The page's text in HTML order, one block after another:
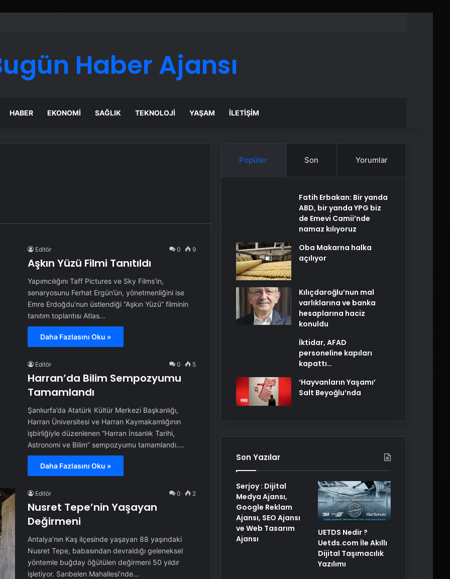
Haber Ajansı
HABER EKONOMI SAĞLIK TEKNOLOJI YAŞAM İLETIŞIM
Editör 0 9
Aşkın Yüzü Filmi Tanıtıldı
Yapımcılığını Taff Pictures ve Sky Films’in,
senaryosunu Ferhat Ergün’ün, yönetmenliğini ise
Emre Erdoğdu’nun üstlendiği “Aşkın Yüzü” filminin
tanıtım toplantısı Atlas…
Daha Fazlasını Oku »
Editör 0 5
Harran’da Bilim Sempozyumu
Tamamlandı
Şanlıurfa’da Atatürk Kültür Merkezi Başkanlığı,
Harran Üniversitesi ve Harran Kaymakamlığının
işbirliğiyle düzenlenen “Harran İnsanlık Tarihi,
Astronomi ve Bilim” sempozyumu tamamlandı.…
Daha Fazlasını Oku »
Editör 0 2
Nusret Tepe’nin Yaşayan
Değirmeni
Antalya’nın Kaş ilçesinde yaşayan 88 yaşındaki
Nusret Tepe, babasından devraldığı geleneksel
yöntemle buğday öğütülen değirmeni 50 yıldır
işletiyor. Sarıbelen Mahallesi’nde…
Popüler Son Yorumlar
Fatih Erbakan: Bir yanda
ABD, bir yanda YPG biz
de Emevi Camii’nde
namaz kılıyoruz
Oba Makarna halka
açılıyor
Kılıçdaroğlu’nun mal
varlıklarına ve banka
hesaplarına haciz
konuldu
İktidar, AFAD
personeline kapıları
kapattı…
‘Hayvanların Yaşamı’
Salt Beyoğlu’nda
Son Yazılar
Serjoy : Dijital
Medya Ajansı,
Google Reklam
Ajansı, SEO Ajansı
ve Web Tasarım
Ajansı
UETDS Nedir ?
Uetds.com İle Akıllı
Dijital Taşımacılık
Yazılımı